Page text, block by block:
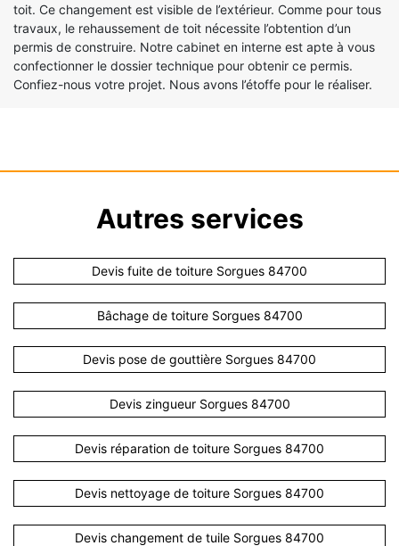
toit. Ce changement est visible de l’extérieur. Comme pour tous
travaux, le rehaussement de toit nécessite l’obtention d’un
permis de construire. Notre cabinet en interne est apte à vous
confectionner le dossier technique pour obtenir ce permis.
Confiez-nous votre projet. Nous avons l’étoffe pour le réaliser.
Autres services
Devis fuite de toiture Sorgues 84700
Bâchage de toiture Sorgues 84700
Devis pose de gouttière Sorgues 84700
Devis zingueur Sorgues 84700
Devis réparation de toiture Sorgues 84700
Devis nettoyage de toiture Sorgues 84700
Devis changement de tuile Sorgues 84700